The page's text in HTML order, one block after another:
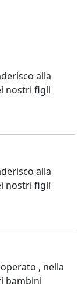
alla
nostri figli
alla
nostri figli
, nella
bambini